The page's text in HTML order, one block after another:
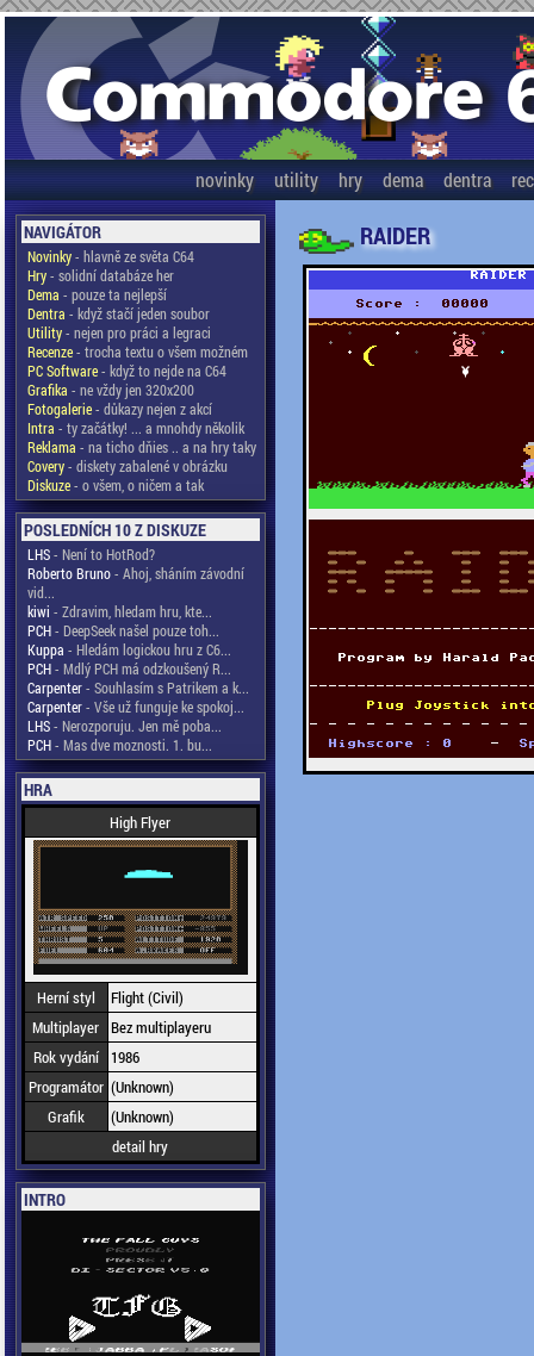
novinky utility hry dema dentra
NAVIGÁTOR
Novinky- hlavně ze světa C64
Hry- solidní databáze her
Dema - pouze ta nejlepší
Dentra - když stačí jeden soubor
Utility- nejen pro práci a legraci
Recenze- trocha textu o všem možném
PC Software- když to nejde na C64
Grafika - ne vždy jen 320x200
Fotogalerie- důkazy nejen z akcí
Intra - ty začátky! ... a mnohdy několik
Reklama - na ticho dňies .. a na hry taky
Covery- diskety zabalené v obrázku
Diskuze- o všem, o ničem a tak
POSLEDNÍCH 10 Z DISKUZE
LHS- Není to HotRod?
Roberto Bruno- Ahoj, sháním závodní
vid...
kiwi - Zdravim, hledam hru, kte...
PCH- DeepSeek našel pouze toh...
Kuppa - Hledám logickou hru z C6...
PCH- Mdlý PCH má odzkoušený R...
Carpenter- Souhlasím s Patrikem a k...
Carpenter- Vše už funguje ke spokoj...
LHS- Nerozporuju. Jen mě poba...
PCH- Mas dve moznosti. 1. bu...
HRA
High Flyer
Herní styl
Flight (Civil)
Multiplayer Bez multiplayeru
Rok vydání
1986
Programátor (Unknown)
Grafik
(Unknown)
detail hry
INTRO
RAIDER